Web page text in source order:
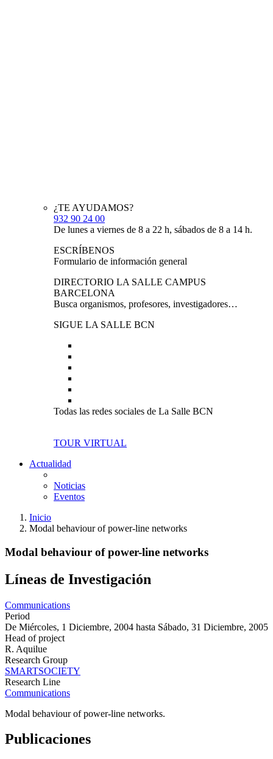
¿TE AYUDAMOS?
932 90 24 00
De lunes a viernes de 8 a 22 h, sábados de 8 a 14 h.
ESCRÍBENOS
Formulario de información general
DIRECTORIO LA SALLE CAMPUS
BARCELONA
Busca organismos, profesores, investigadores…
SIGUE LA SALLE BCN
Todas las redes sociales de La Salle BCN
TOUR VIRTUAL
Actualidad
Noticias
Eventos
Inicio
Modal behaviour of power-line networks
Modal behaviour of power-line networks
Líneas de Investigación
Communications
Period
De Miércoles, 1 Diciembre, 2004 hasta Sábado, 31 Diciembre, 2005
Head of project
R. Aquilue
Research Group
SMARTSOCIETY
Research Line
Communications
Modal behaviour of power-line networks.
Publicaciones